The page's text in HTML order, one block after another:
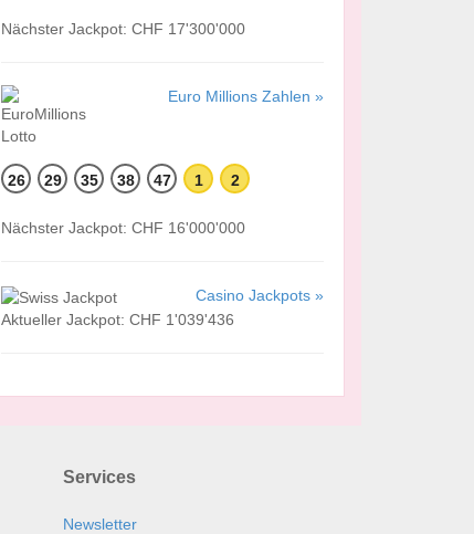
Nächster Jackpot: CHF 17'300'000
Euro Millions Zahlen »
26 29 35 38 47 1 2
Nächster Jackpot: CHF 16'000'000
Casino Jackpots »
Aktueller Jackpot: CHF 1'039'436
Services
Newsletter